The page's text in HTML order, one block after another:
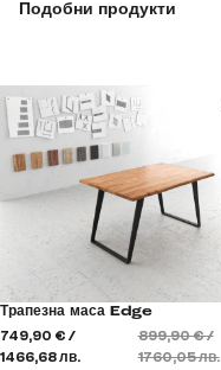
Подобни продукти
Трапезна маса Edge
749,90 € /
1466,68 лв.
899,90 € /
1760,05 лв.